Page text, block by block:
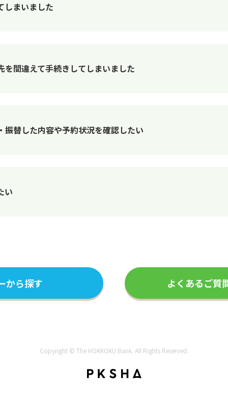
しまいました
間違えて手続きしてしまいました
替した内容や予約状況を確認したい
い
から探す よくあるご質
Copyright © The HOKKOKU Bank. All Rights Reserved.